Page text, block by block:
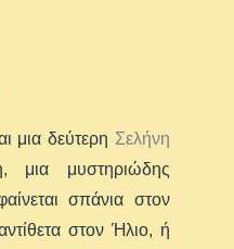
μια δεύτερη Σελήνη
μια μυστηριώδης
σπάνια στον
στον Ήλιο, ή